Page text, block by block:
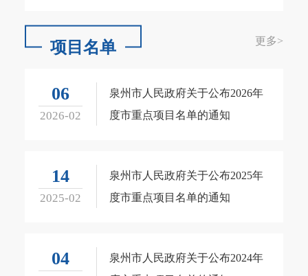
项目名单 更多>
06
2026-02
泉州市人民政府关于公布2026年
度市重点项目名单的通知
14
2025-02
泉州市人民政府关于公布2025年
度市重点项目名单的通知
04
泉州市人民政府关于公布2024年